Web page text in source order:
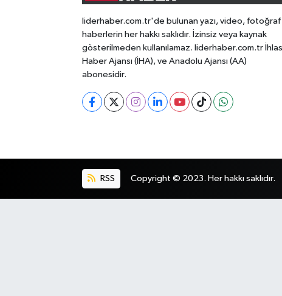
liderhaber.com.tr'de bulunan yazı, video, fotoğraf
haberlerin her hakkı saklıdır. İzinsiz veya kaynak
gösterilmeden kullanılamaz. liderhaber.com.tr İhlas
Haber Ajansı (İHA), ve Anadolu Ajansı (AA)
abonesidir.
RSS Copyright © 2023. Her hakkı saklıdır.